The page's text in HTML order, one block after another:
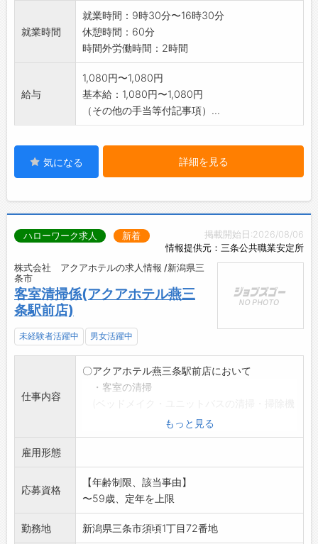
就業時間
就業時間：9時30分〜16時30分
休憩時間：60分
時間外労働時間：2時間
給与
1,080円〜1,080円
基本給：1,080円〜1,080円
（その他の手当等付記事項）...
気になる 詳細を見る
掲載開始日:2026/08/06
情報提供元：三条公共職業安定所
ハローワーク求人 新着
株式会社 アクアホテルの求人情報 /新潟県三
条市
客室清掃係(アクアホテル燕三
条駅前店)
未経験者活躍中 男女活躍中
仕事内容
〇アクアホテル燕三条駅前店において
・客室の清掃
・ロビー、大浴場の清掃を行っていただきま
*変更範囲:会社の定める業務
もっと見る
雇用形態
応募資格
【年齢制限、該当事由】
〜59歳、定年を上限
勤務地 新潟県三条市須頃1丁目72番地